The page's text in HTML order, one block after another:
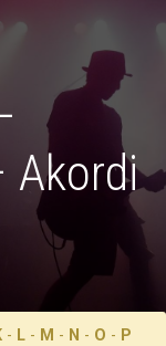
Akordi
- L - M - N - O - P